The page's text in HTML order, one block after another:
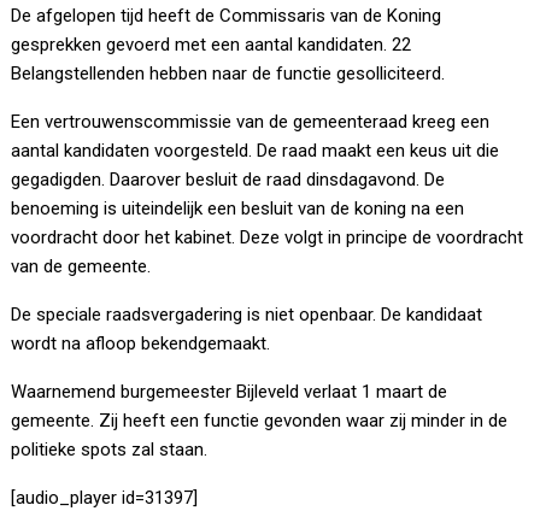
De afgelopen tijd heeft de Commissaris van de Koning
gesprekken gevoerd met een aantal kandidaten. 22
Belangstellenden hebben naar de functie gesolliciteerd.
Een vertrouwenscommissie van de gemeenteraad kreeg een
aantal kandidaten voorgesteld. De raad maakt een keus uit die
gegadigden. Daarover besluit de raad dinsdagavond. De
benoeming is uiteindelijk een besluit van de koning na een
voordracht door het kabinet. Deze volgt in principe de voordracht
van de gemeente.
De speciale raadsvergadering is niet openbaar. De kandidaat
wordt na afloop bekendgemaakt.
Waarnemend burgemeester Bijleveld verlaat 1 maart de
gemeente. Zij heeft een functie gevonden waar zij minder in de
politieke spots zal staan.
[audio_player id=31397]